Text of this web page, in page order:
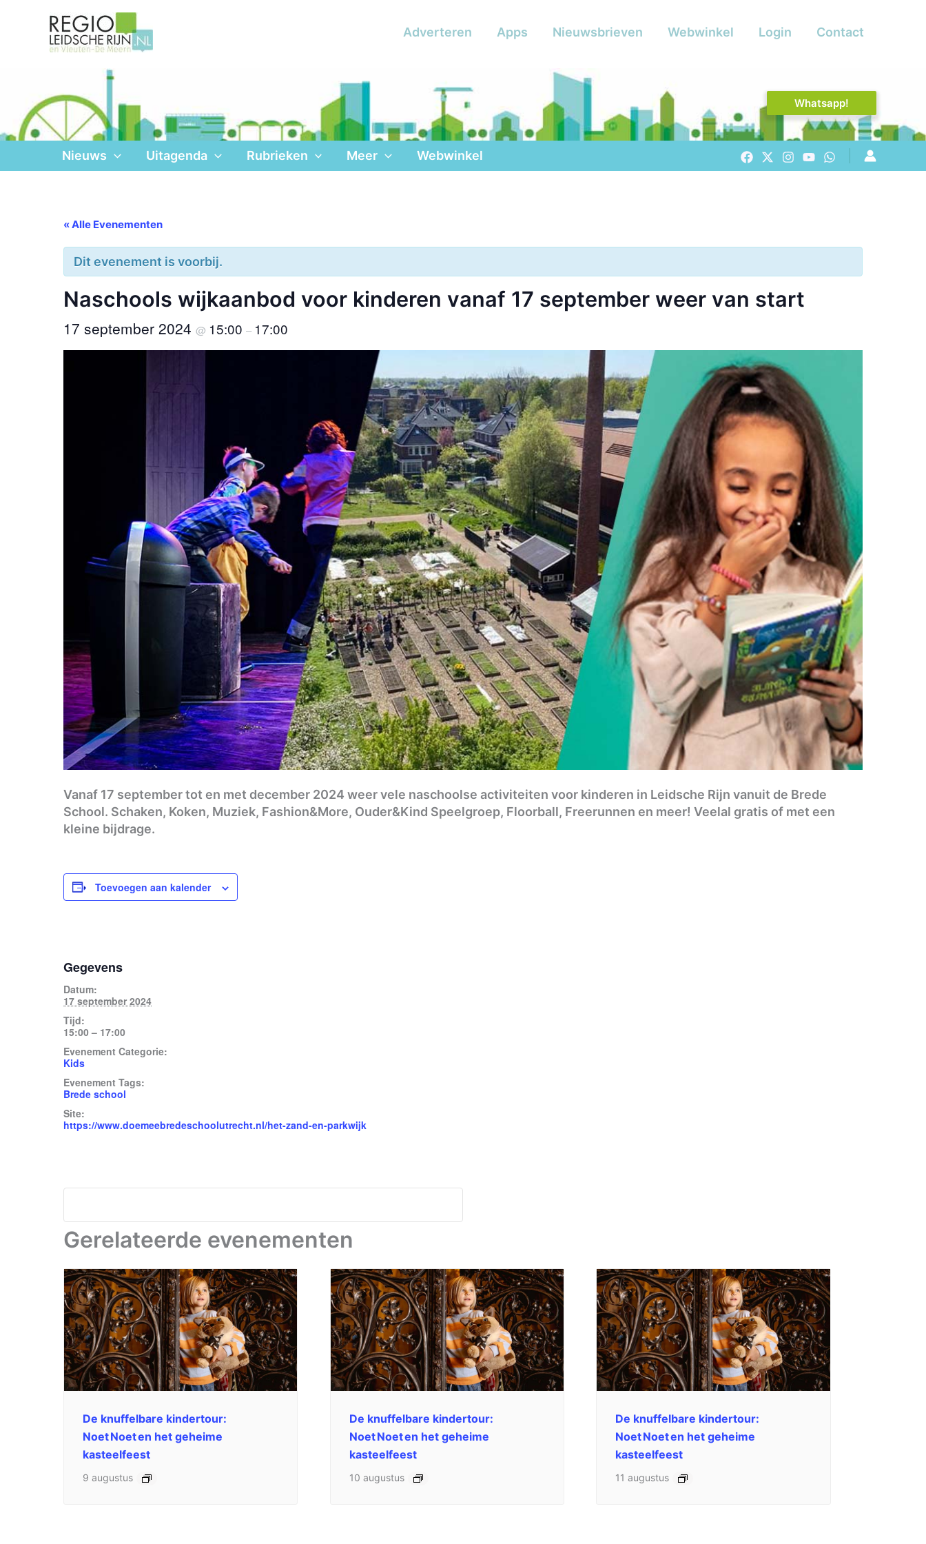
Adverteren Apps Nieuwsbrieven Webwinkel Login Contact
Whatsapp!
Nieuws Uitagenda Rubrieken Meer Webwinkel
« Alle Evenementen
Dit evenement is voorbij.
Naschools wijkaanbod voor kinderen vanaf 17 september weer van start
17 september 2024 @ 15:00 – 17:00
Vanaf 17 september tot en met december 2024 weer vele naschoolse activiteiten voor kinderen in Leidsche Rijn vanuit de Brede
School. Schaken, Koken, Muziek, Fashion&More, Ouder&Kind Speelgroep, Floorball, Freerunnen en meer! Veelal gratis of met een
kleine bijdrage.
Toevoegen aan kalender
Gegevens
Datum:
17 september 2024
Tijd:
15:00 – 17:00
Evenement Categorie:
Kids
Evenement Tags:
Brede school
Site:
https://www.doemeebredeschoolutrecht.nl/het-zand-en-parkwijk
Gerelateerde evenementen
De knuffelbare kindertour:
Noet Noet en het geheime
kasteelfeest
9 augustus
De knuffelbare kindertour:
Noet Noet en het geheime
kasteelfeest
10 augustus
De knuffelbare kindertour:
Noet Noet en het geheime
kasteelfeest
11 augustus